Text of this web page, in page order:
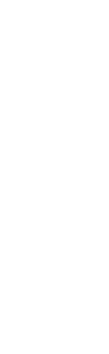
https://
turisticas-
Tras el
de cinco
Comisión
la Provincia
Dicha
acuerdo a
habilita a
Así, esta
viviendas
detrimento